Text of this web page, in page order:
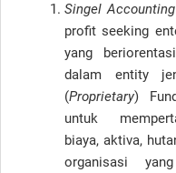
Singel
profit seeking
yang
dalam entity
(Proprietary)
untuk
biaya, aktiva,
organisasi